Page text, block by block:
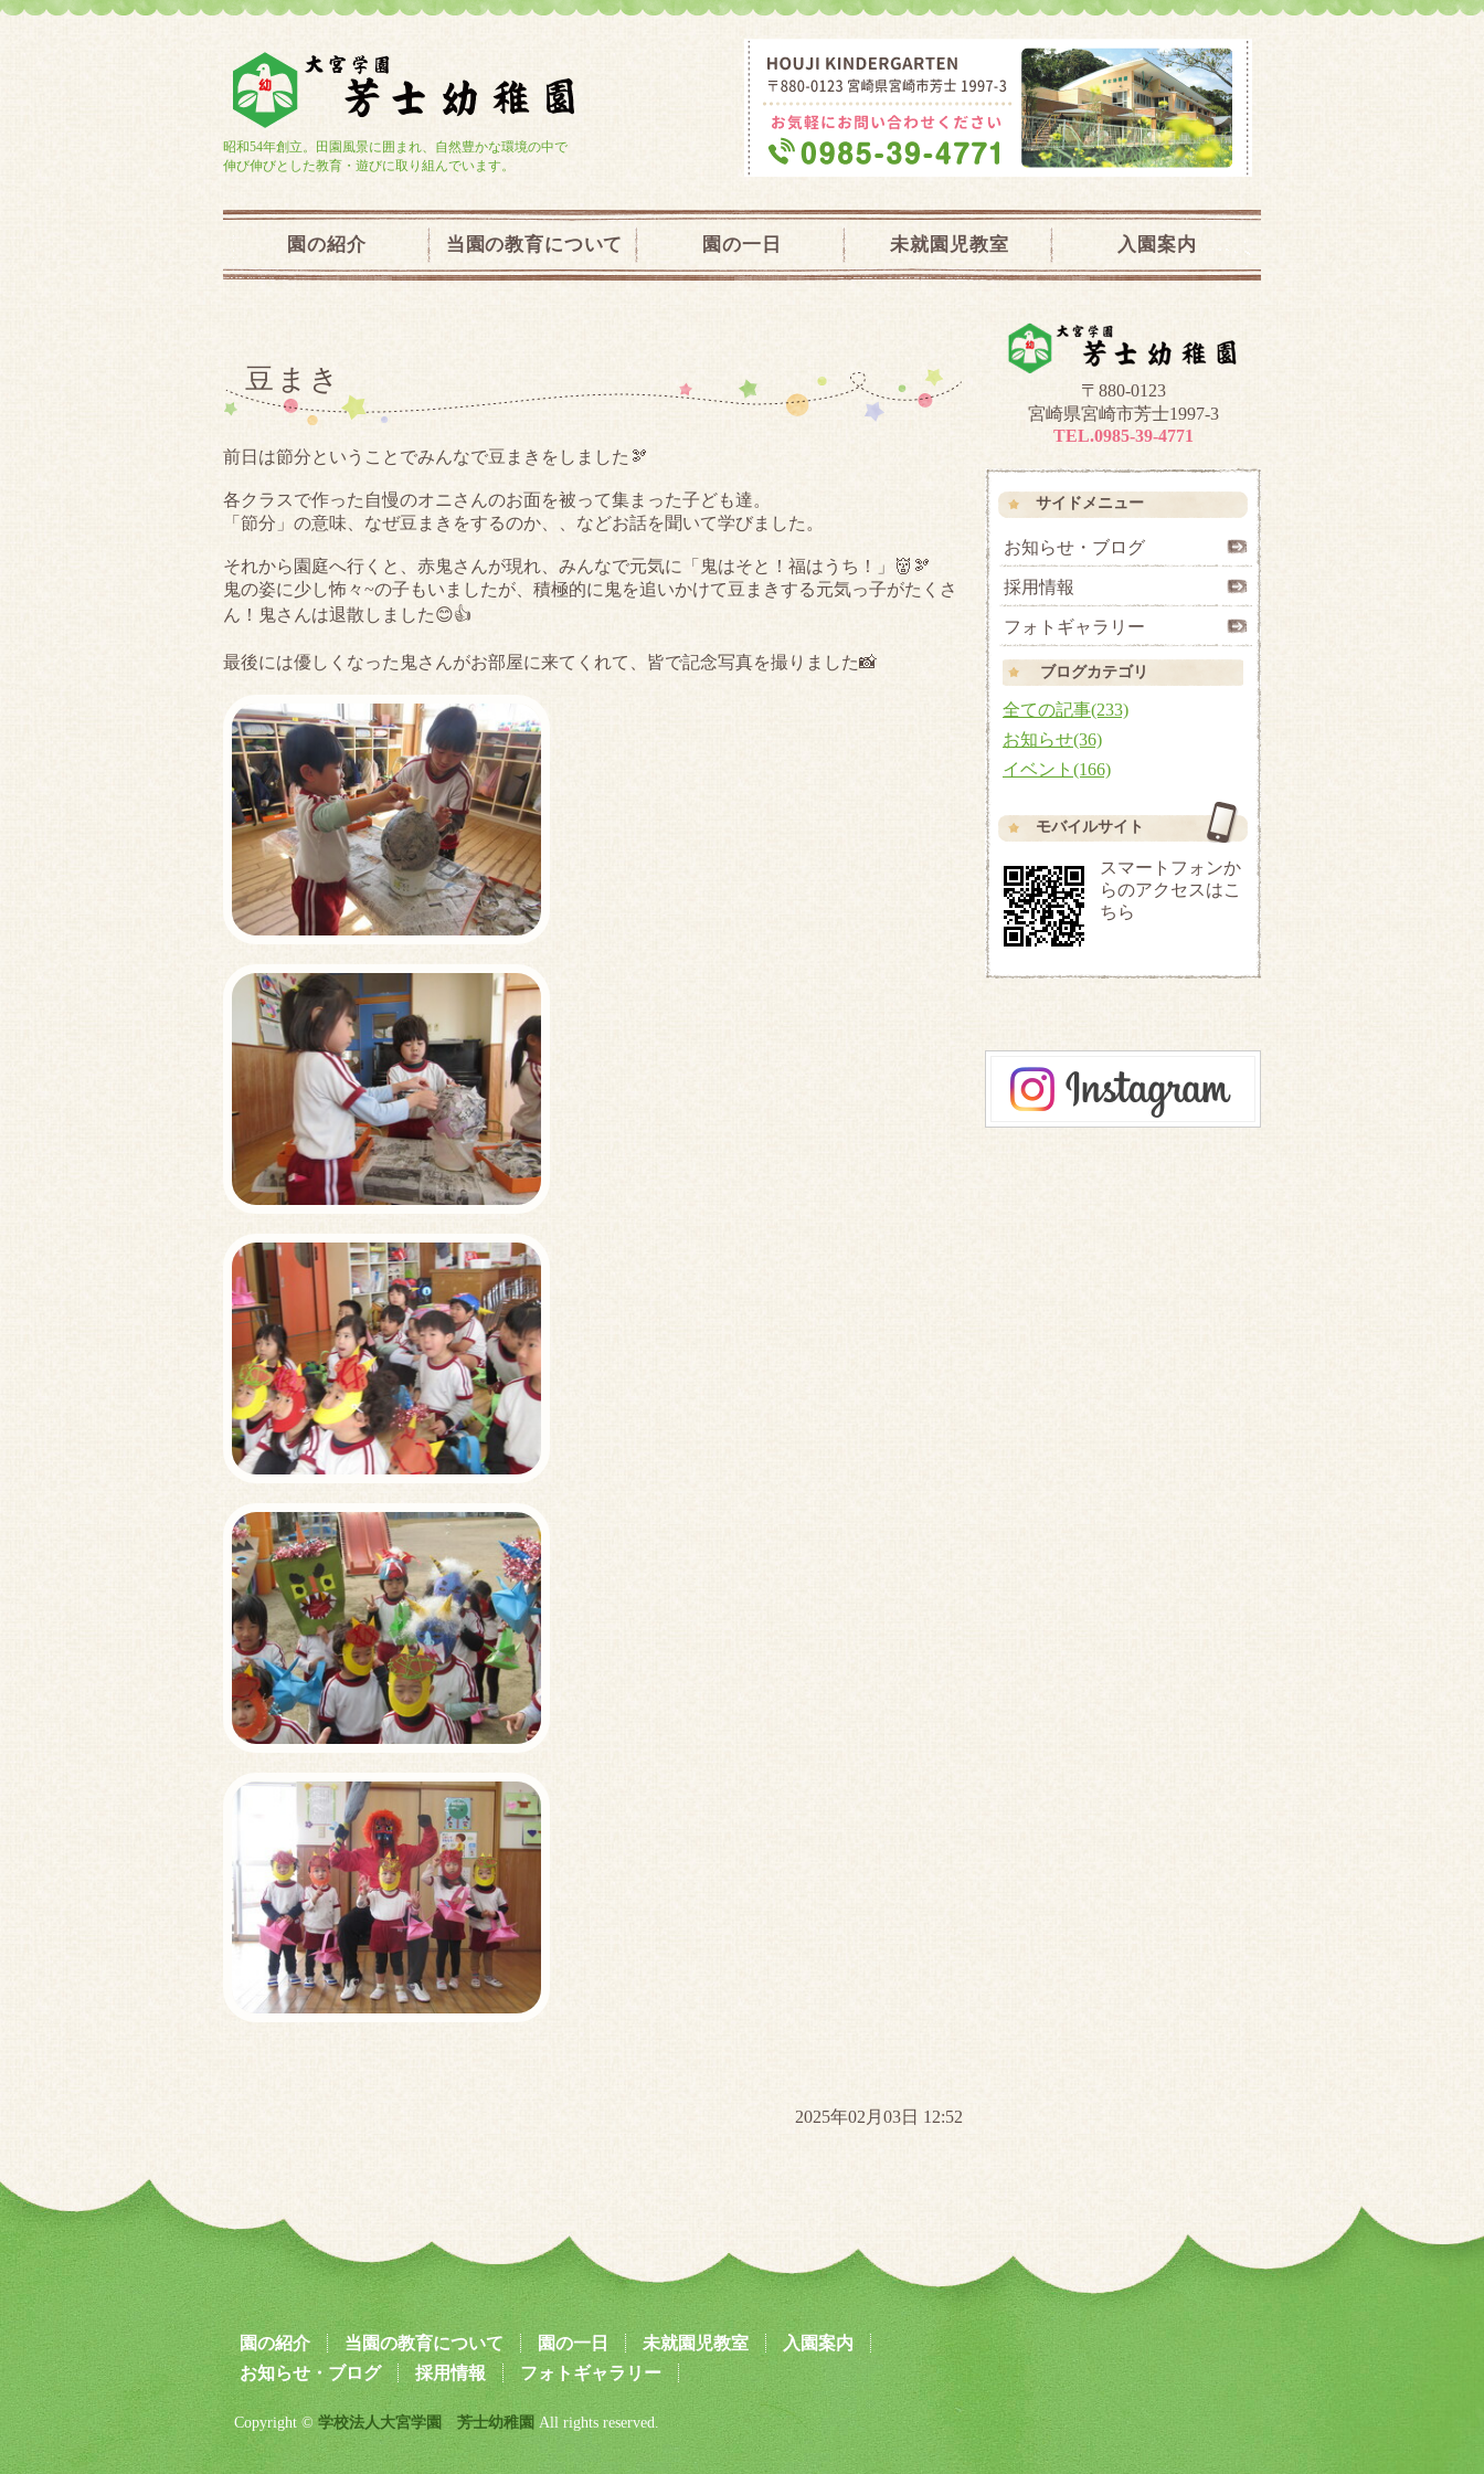
学校法人大宮学園 芳士幼稚園・未就園児教室｜宮崎県宮崎市
昭和54年創立。田園風景に囲まれ、自然豊かな環境の中で
伸び伸びとした教育・遊びに取り組んでいます。
園の紹介 当園の教育について 園の一日 未就園児教室 入園案内
豆まき
前日は節分ということでみんなで豆まきをしました🫘
各クラスで作った自慢のオニさんのお面を被って集まった子ども達。
「節分」の意味、なぜ豆まきをするのか、、などお話を聞いて学びました。
それから園庭へ行くと、赤鬼さんが現れ、みんなで元気に「鬼はそと！福はうち！」👹🫘
鬼の姿に少し怖々~の子もいましたが、積極的に鬼を追いかけて豆まきする元気っ子がたくさ
ん！鬼さんは退散しました😊👍
最後には優しくなった鬼さんがお部屋に来てくれて、皆で記念写真を撮りました📸
2025年02月03日 12:52
〒880-0123
宮崎県宮崎市芳士1997-3
TEL.0985-39-4771
サイドメニュー
お知らせ・ブログ
採用情報
フォトギャラリー
ブログカテゴリ
全ての記事(233)
お知らせ(36)
イベント(166)
モバイルサイト
スマートフォンか
らのアクセスはこ
ちら
園の紹介 当園の教育について 園の一日 未就園児教室
入園案内
お知らせ・ブログ
採用情報 フォトギャラリー
Copyright © 学校法人大宮学園 芳士幼稚園 All rights reserved.